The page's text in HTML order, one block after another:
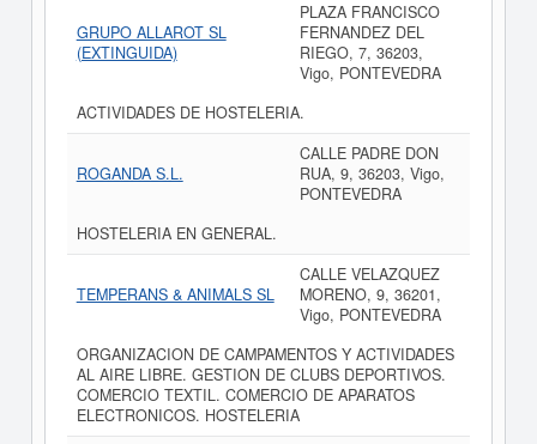
GRUPO ALLAROT SL
(EXTINGUIDA)
PLAZA FRANCISCO
FERNANDEZ DEL
RIEGO, 7, 36203,
Vigo, PONTEVEDRA
ACTIVIDADES DE HOSTELERIA.
ROGANDA S.L.
CALLE PADRE DON
RUA, 9, 36203, Vigo,
PONTEVEDRA
HOSTELERIA EN GENERAL.
TEMPERANS & ANIMALS SL
CALLE VELAZQUEZ
MORENO, 9, 36201,
Vigo, PONTEVEDRA
ORGANIZACION DE CAMPAMENTOS Y ACTIVIDADES
AL AIRE LIBRE. GESTION DE CLUBS DEPORTIVOS.
COMERCIO TEXTIL. COMERCIO DE APARATOS
ELECTRONICOS. HOSTELERIA